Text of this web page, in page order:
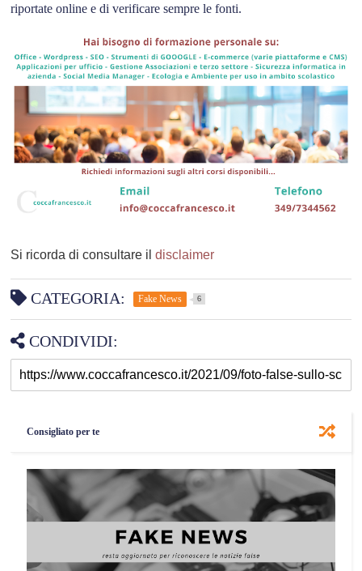
riportate online e di verificare sempre le fonti.
Si ricorda di consultare il disclaimer
CATEGORIA: Fake News 6
CONDIVIDI:
Consigliato per te